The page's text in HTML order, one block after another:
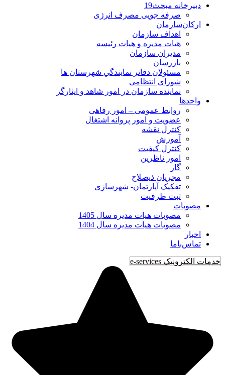
دبیرخانه مبحث19
صرفه جویی مصرف انرژی
ارکان‌سازمان
اهداف سازمان
هیات مدیره و هیات رئیسه
مدیران سازمان
بازرسان
مسئولان دفاتر نمايندگي شهرستان ها
شورای انتظامی
نماينده سازمان در امور شاهد و ايثارگر
واحدها
روابط عمومی – امور رفاهی
عضویت و امور پروانه اشتغال
کنترل نقشه
آموزش
کنترل کیفیت
امور ناظرین
گاز
مجریان ذیصلاح
تفکیک آپارتمان- شهرسازی
ثبت ظرفیت
مصوبات
مصوبات هیات مدیره سال 1405
مصوبات هیات مدیره سال 1404
اخبار
تماس‌با‌ما
خدمات الکترونیک e-services